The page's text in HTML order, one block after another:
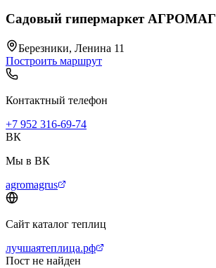
Садовый гипермаркет АГРОМАГ
Березники, Ленина 11
Построить маршрут
Контактный телефон
+7 952 316-69-74
ВК
Мы в ВК
agromagrus
Сайт каталог теплиц
лучшаятеплица.рф
Пост не найден